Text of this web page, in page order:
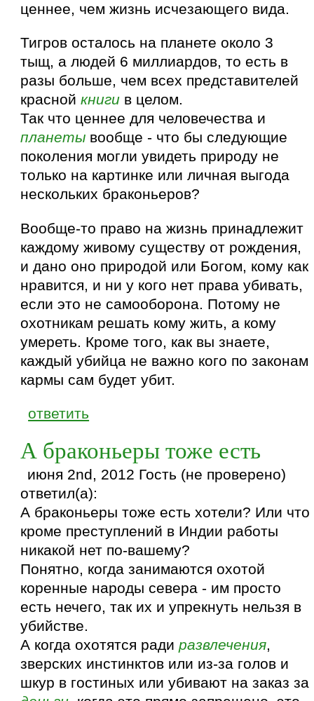
ценнее, чем жизнь исчезающего вида.
Тигров осталось на планете около 3
тыщ, а людей 6 миллиардов, то есть в
разы больше, чем всех представителей
краснойкниги в целом.
Так что ценнее для человечества и
планеты вообще - что бы следующие
поколения могли увидеть природу не
только на картинке или личная выгода
нескольких браконьеров?
Вообще-то право на жизнь принадлежит
каждому живому существу от рождения,
и дано оно природой или Богом, кому как
нравится, и ни у кого нет права убивать,
если это не самооборона. Потому не
охотникам решать кому жить, а кому
умереть. Кроме того, как вы знаете,
каждый убийца не важно кого по законам
кармы сам будет убит.
ответить
А браконьеры тоже есть
июня 2nd, 2012 Гость (не проверено)
ответил(а):
А браконьеры тоже есть хотели? Или что
кроме преступлений в Индии работы
никакой нет по-вашему?
Понятно, когда занимаются охотой
коренные народы севера - им просто
есть нечего, так их и упрекнуть нельзя в
убийстве.
А когда охотятся радиразвлечения,
зверских инстинктов или из-за голов и
шкур в гостиных или убивают на заказ за